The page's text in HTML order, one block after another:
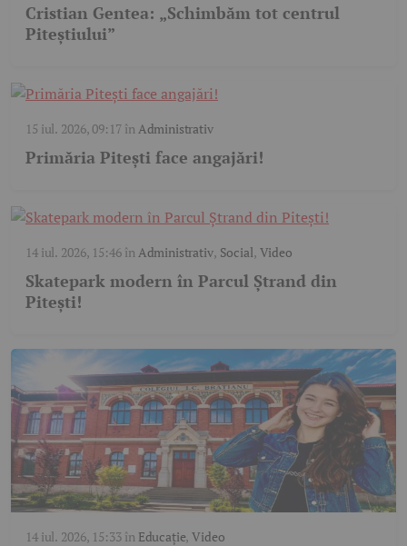
Cristian Gentea: „Schimbăm tot centrul
Piteștiului”
15 iul. 2026, 09:17înAdministrativ
Primăria Pitești face angajări!
14 iul. 2026, 15:46înAdministrativ, Social, Video
Skatepark modern în Parcul Ștrand din
Pitești!
14 iul. 2026, 15:33în Educație,Video